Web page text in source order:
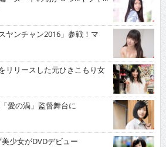
リースした元ひきこもり女
の渦」監督舞台に